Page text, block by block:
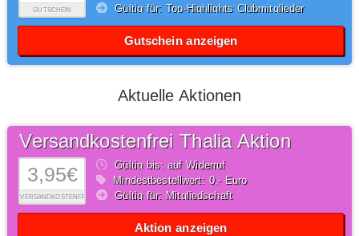
GUTSCHEIN
Gültig für: Top-Highlights Clubmitglieder
Gutschein anzeigen
Aktuelle Aktionen
3,95€
VERSANDKOSTENFREI
Versandkostenfrei Thalia Aktion
Gültig bis: auf Widerruf
Mindestbestellwert: 0,- Euro
Gültig für: Mitgliedschaft
Aktion anzeigen